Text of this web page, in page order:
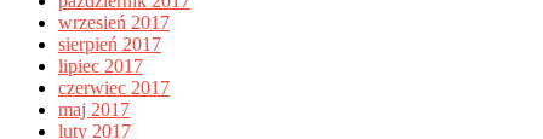
wrzesień 2017
sierpień 2017
lipiec 2017
czerwiec 2017
maj 2017
luty 2017